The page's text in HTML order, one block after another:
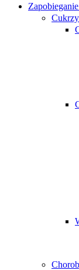
Zapobieganie